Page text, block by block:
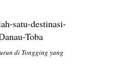
di Tongging yang